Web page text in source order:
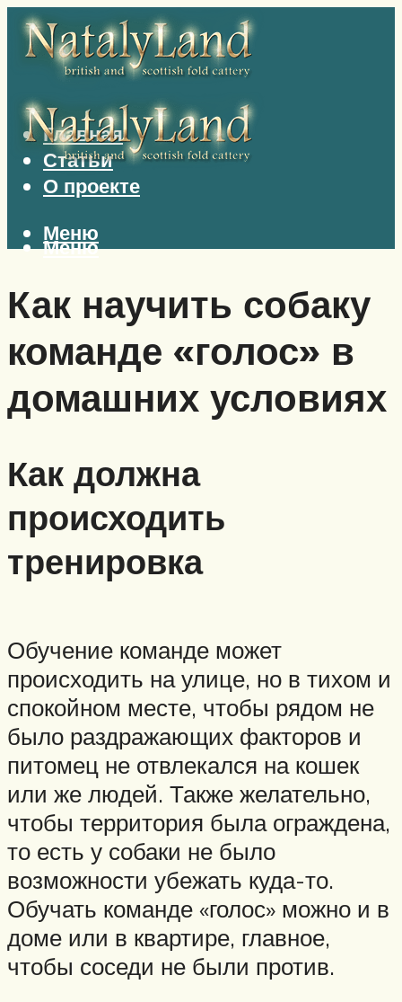
Главная
Статьи
О проекте
Меню
Меню
Как научить собаку
команде «голос» в
домашних условиях
Как должна
происходить
тренировка
Обучение команде может
происходить на улице, но в тихом и
спокойном месте, чтобы рядом не
было раздражающих факторов и
питомец не отвлекался на кошек
или же людей. Также желательно,
чтобы территория была ограждена,
то есть у собаки не было
возможности убежать куда-то.
Обучать команде «голос» можно и в
доме или в квартире, главное,
чтобы соседи не были против.